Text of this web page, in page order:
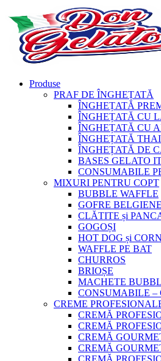
Produse
PRAF DE ÎNGHEȚATĂ
ÎNGHEȚATĂ
ÎNGHEȚATĂ CU
ÎNGHEȚATĂ CU
ÎNGHEȚATĂ
ÎNGHEȚATĂ DE
BASES GELATO
CONSUMABILE
MIXURI PENTRU COPT
BUBBLE WAFFLE
GOFRE BELGIENE
CLĂTITE și
GOGOȘI
HOT DOG și
WAFFLE PE BAT
CHURROS
BRIOȘE
MACHETE
CONSUMABILE –
CREME
CREMĂ
CREMĂ
CREMĂ
CREMĂ
CREMĂ